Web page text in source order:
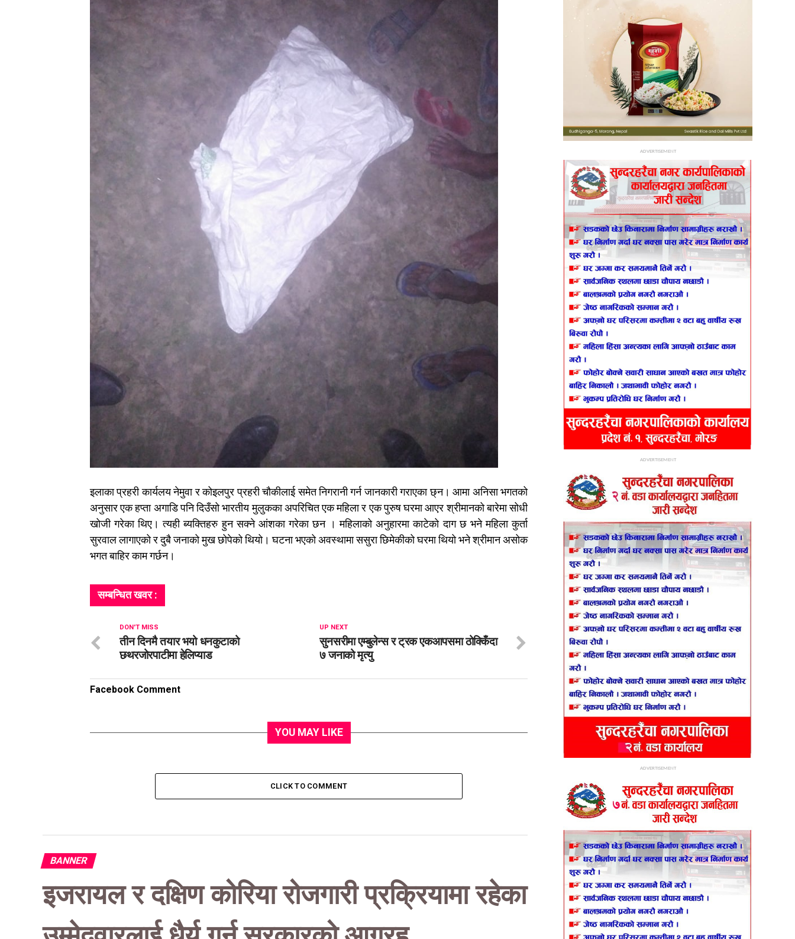
इलाका प्रहरी कार्यलय नेमुवा र कोइलपुर प्रहरी चौकीलाई समेत निगरानी गर्न जानकारी गराएका छ्न। आमा अनिसा भगतको
अनुसार एक हप्ता अगाडि पनि दिउँसो भारतीय मुलुकका अपरिचित एक महिला र एक पुरुष घरमा आएर श्रीमानको बारेमा सोधी
खोजी गरेका थिए। त्यही ब्यक्तिहरु हुन सक्ने आंशका गरेका छन । महिलाको अनुहारमा काटेको दाग छ भने महिला कुर्ता
सुरवाल लागाएको र दुबै जनाको मुख छोपेको थियो। घटना भएको अवस्थामा ससुरा छिमेकीको घरमा थियो भने श्रीमान असोक
भगत बाहिर काम गर्छन।
सम्बन्धित खवर :
UP NEXT
सुनसरीमा एम्बुलेन्स र ट्रक एकआपसमा ठोक्किँदा
७ जनाको मृत्यु
DON'T MISS
तीन दिनमै तयार भयो धनकुटाको
छथरजोरपाटीमा हेलिप्याड
Facebook Comment
YOU MAY LIKE
CLICK TO COMMENT
BANNER
इजरायल र दक्षिण कोरिया रोजगारी प्रक्रियामा रहेका
ADVERTISEMENT
ADVERTISEMENT
ADVERTISEMENT